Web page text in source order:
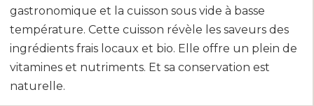
gastronomique et la cuisson sous vide à basse
température. Cette cuisson révèle les saveurs des
ingrédients frais locaux et bio. Elle offre un plein de
vitamines et nutriments. Et sa conservation est
naturelle.